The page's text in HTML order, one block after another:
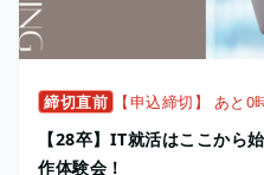
締切直前 【申込締切】 あと0
【28卒】IT就活はここから
作体験会！